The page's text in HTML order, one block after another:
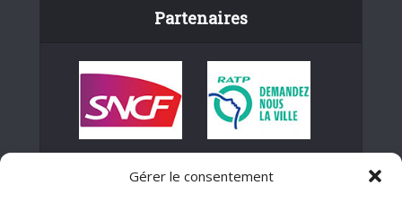
Gérer le consentement
Partenaires